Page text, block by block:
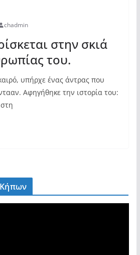
chadmin
στην σκιά
του.
υπήρχε ένας άντρας που
Αφηγήθηκε την ιστορία του:
Κήπων